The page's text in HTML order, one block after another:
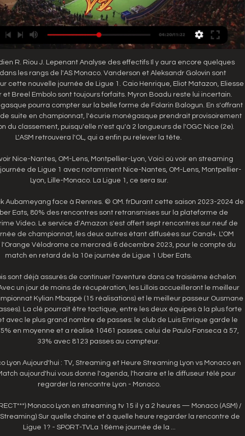
R. Riou J. Lepenant Analyse des effectifs Il y aura encore quelques
les rangs de l'AS Monaco. Vanderson et Aleksandr Golovin sont
cette nouvelle journée de Ligue 1. Caio Henrique, Eliot Matazon, Eliesse
et Breel Embolo sont toujours forfaits. Myron Boadu reste lui incertain.
pourra compter sur la belle forme de Folarin Balogun. En s'offrant
suite en championnat, l'écurie monégasque prendrait provisoirement
du classement, puisqu'elle n'est qu'à 2 longueurs de l'OGC Nice (2e).
L'ASM retrouvera l'OL, qui a enfin pu relever la tête.
Nice-Nantes, OM-Lens, Montpellier-Lyon, Voici où voir en streaming
de Ligue 1 avec notamment Nice-Nantes, OM-Lens, Montpellier-
Lyon, Lille-Monaco. La Ligue 1, ce sera sur.
Aubameyang face à Rennes. © OM. frDurant cette saison 2023-2024 de
Eats, 80% des rencontres sont retransmises sur la plateforme de
Video. Le service d'Amazon s'est offert sept rencontres sur neuf de
de championnat, les deux autres étant diffusées sur Canal+. L'OM
l'Orange Vélodrome ce mercredi 6 décembre 2023, pour le compte du
match en retard de la 10e journée de Ligue 1 Uber Eats.
sont déjà assurés de continuer l'aventure dans ce troisième échelon
un jour de moins de récupération, les Lillois accueilleront le meilleur
Kylian Mbappé (15 réalisations) et le meilleur passeur Ousmane
La clé pourrait être tactique, entre les deux équipes à la plus forte
avec le plus grand nombre de passes: le club de Luis Enrique garde le
en moyenne et a réalisé 10461 passes; celui de Paulo Fonseca à 57,
33% avec 8123 passes au compteur.
Lyon Aujourd'hui : TV, Streaming et Heure Streaming Lyon vs Monaco en
aujourd'hui vous donne l'agenda, l'horaire et le diffuseur télé pour
regarder la rencontre Lyon - Monaco.
Monaco Lyon en streaming tv 15 il y a 2 heures — Monaco (ASM) /
Streaming) Sur quelle chaine et à quelle heure regarder la rencontre de
Ligue 1? - SPORT-TVLa 16ème journée de la ...